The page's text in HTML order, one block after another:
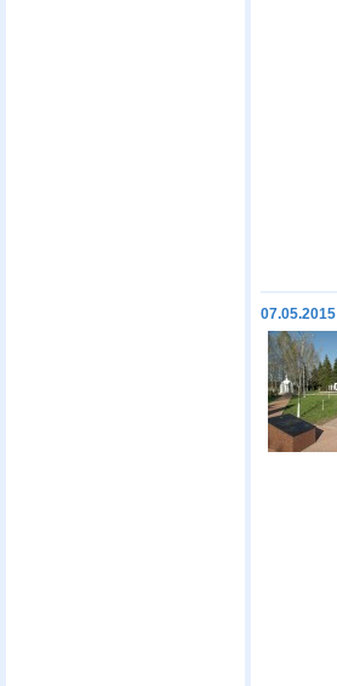
07.05.2015